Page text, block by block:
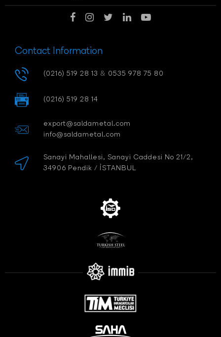
Contact Information
(0216) 519 28 13 & 0535 978 75 80
(0216) 519 28 14
export@saldametal.com
info@saldametal.com
Sanayi Mahallesi, Sanayi Caddesi No 21/2,
34906 Pendik / İSTANBUL